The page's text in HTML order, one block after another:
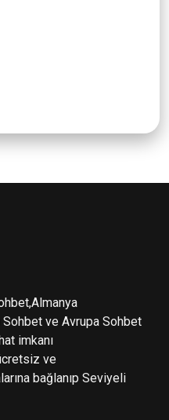
ve Avrupa Sohbet
imkanı
ve
bağlanıp Seviyeli